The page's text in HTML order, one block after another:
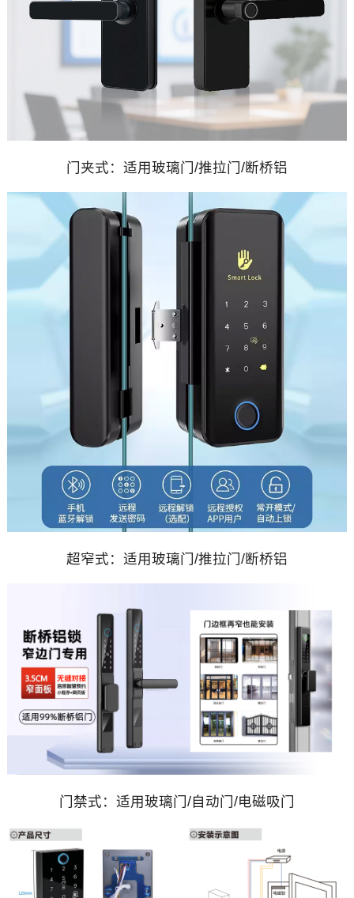
门夹式：适用玻璃门/推拉门/断桥铝
超窄式：适用玻璃门/推拉门/断桥铝
门禁式：适用玻璃门/自动门/电磁吸门